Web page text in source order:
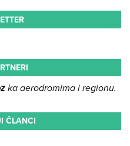
ka aerodromima i regionu.
ČLANCI